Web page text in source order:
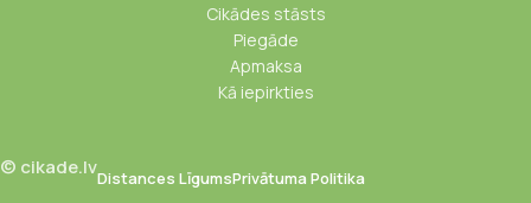
Cikādes stāsts
Piegāde
Apmaksa
Kā iepirkties
© cikade.lvDistances LīgumsPrivātuma Politika